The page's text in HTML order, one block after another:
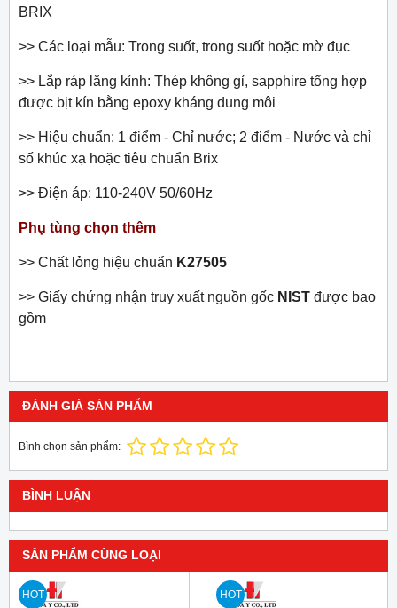
BRIX
>> Các loại mẫu: Trong suốt, trong suốt hoặc mờ đục
>> Lắp ráp lăng kính: Thép không gỉ, sapphire tổng hợp
được bịt kín bằng epoxy kháng dung môi
>> Hiệu chuẩn: 1 điểm - Chỉ nước; 2 điểm - Nước và chỉ
số khúc xạ hoặc tiêu chuẩn Brix
>> Điện áp: 110-240V 50/60Hz
Phụ tùng chọn thêm
>> Chất lỏng hiệu chuẩn K27505
>> Giấy chứng nhận truy xuất nguồn gốc NIST được bao
gồm
ĐÁNH GIÁ SẢN PHẨM
Bình chọn sản phẩm:
BÌNH LUẬN
SẢN PHẨM CÙNG LOẠI
HOT HOT